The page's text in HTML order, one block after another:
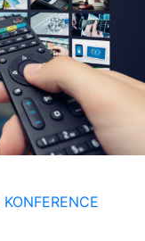
KONFERENCE